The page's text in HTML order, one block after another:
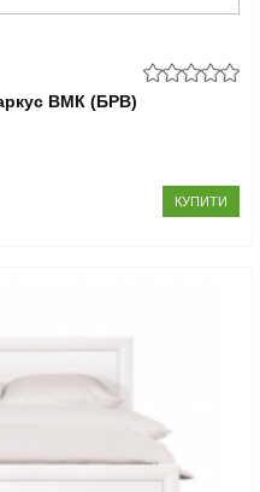
ВМК (БРВ)
КУПИТИ